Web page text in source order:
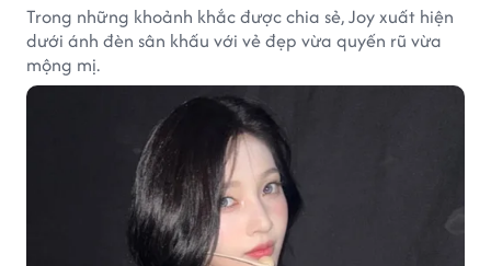
Trong những khoảnh khắc được chia sẻ, Joy xuất hiện
dưới ánh đèn sân khấu với vẻ đẹp vừa quyến rũ vừa
mộng mị.